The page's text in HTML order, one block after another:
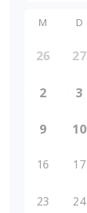
M D
26 27
2 3
9 10
16 17
23 24